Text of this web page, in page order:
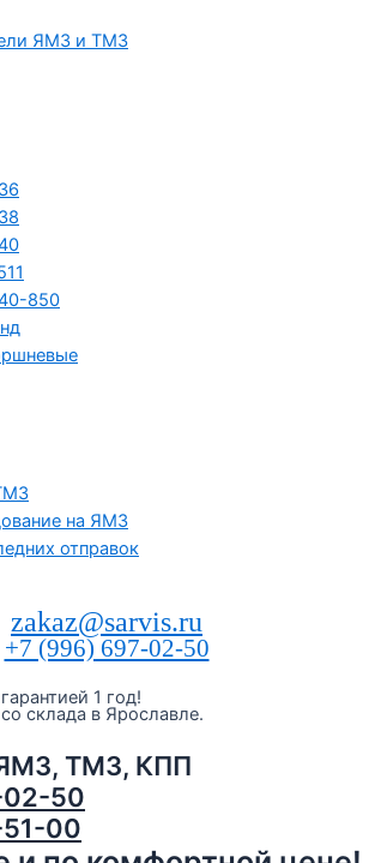
ЯМЗ и ТМЗ
850
на ЯМЗ
отправок
zakaz@sarvis.ru
+7 (996) 697-02-50
1 год!
склада в Ярославле.
ТМЗ, КПП
02-50
00